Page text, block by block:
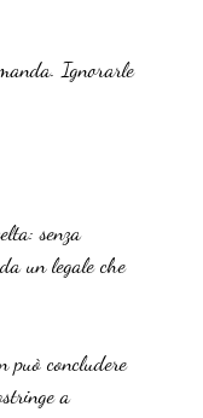
Ignorarle
senza
un legale che
può concludere
a